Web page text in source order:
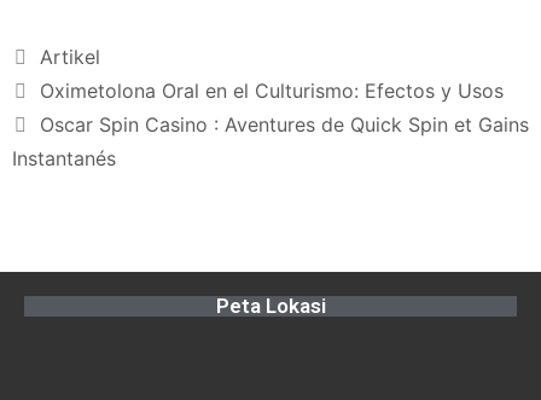
Artikel
Oximetolona Oral en el Culturismo: Efectos y Usos
Oscar Spin Casino : Aventures de Quick Spin et Gains
Instantanés
Peta Lokasi